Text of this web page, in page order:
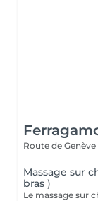
Route de Genève
Massage sur
bras )